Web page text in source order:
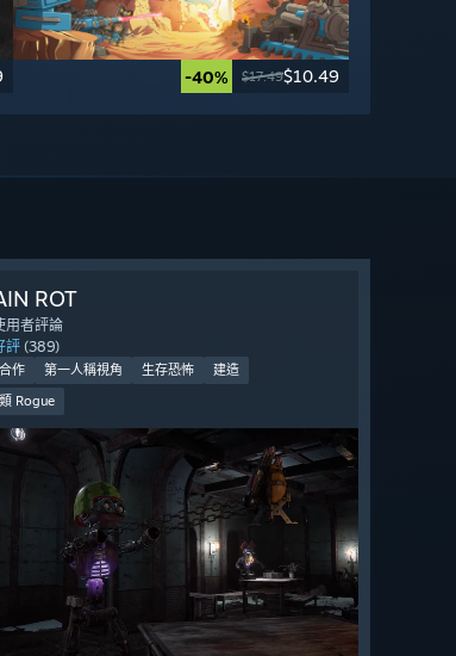
-40% $17.49$10.49
ROT
用者評論
評 (389)
作 第一人稱視角 生存恐怖
建造
Rogue